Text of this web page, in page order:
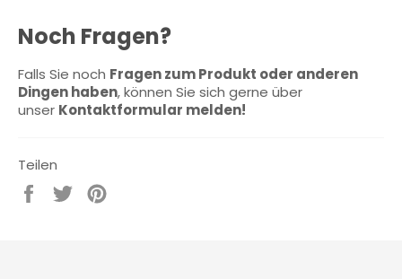
Noch Fragen?
Falls Sie noch Fragen zum Produkt oder anderen
Dingen haben, können Sie sich gerne über
unser Kontaktformular melden!
Teilen
Auf
Facebook
Auf
Twitter